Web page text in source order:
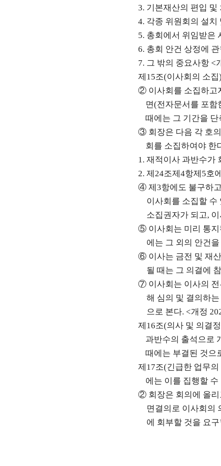
3. 기본재산의 편입 및
4. 각종 위원회의 설치
5. 총회에서 위임받은
6. 총회 안건 상정에
7. 그 밖의 중요사항 <
제 15조(이사회의 소집
② 이사회를 소집하
면(전자문서를 포함
때에는 그 기간을
③ 회장은 다음 각 호
회를 소집하여야 한
1. 재적이사 과반수가
2. 제24조제4항제 5호
④ 제3항에도 불구하
이사회를 소집할 수
소집권자가 되고,
⑤ 이사회는 미리 통
에는 그 외의 안건
⑥ 이사는 금전 및 재
될 때는 그 의결에
⑦ 이사회는 이사의
해 심의 및 결의하
으로 본다. <개정
제 16조(의사 및 의결
과반수의 출석으로
때에는 부결된 것으
제 17조(긴급한 업무의
에는 이를 집행할 수
② 회장은 회의에 올
면결의로 이사회의
에 회부할 것을 요